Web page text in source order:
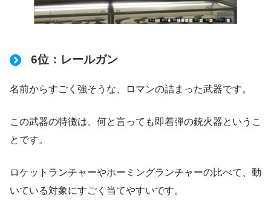
6位：レールガン
名前からすごく強そうな、ロマンの詰まった武器です。
この武器の特徴は、何と言っても即着弾の銃火器というこ
とです。
ロケットランチャーやホーミングランチャーの比べて、動
いている対象にすごく当てやすいです。